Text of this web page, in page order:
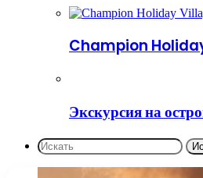
Champion
Экскурсия на